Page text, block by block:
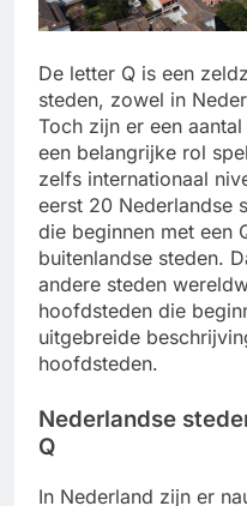
De letter Q is een
steden, zowel in
Toch zijn er een
een belangrijke rol
zelfs internationaal
eerst 20 Nederlandse
die beginnen met een
buitenlandse steden.
andere steden
hoofdsteden die
uitgebreide
hoofdsteden.
Nederlandse
Q
In Nederland zijn er